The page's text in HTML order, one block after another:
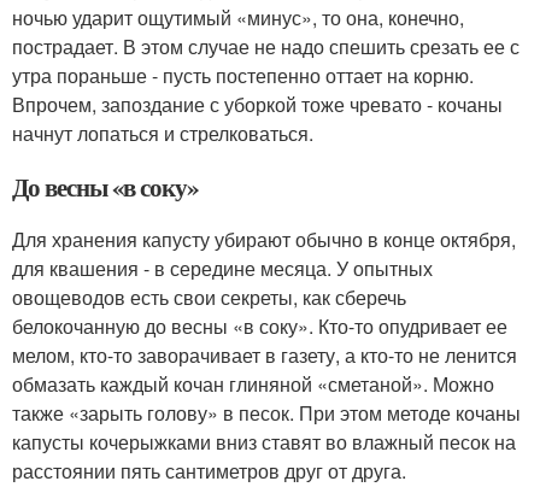
ночью ударит ощутимый «минус», то она, конечно,
пострадает. В этом случае не надо спешить срезать ее с
утра пораньше - пусть постепенно оттает на корню.
Впрочем, запоздание с уборкой тоже чревато - кочаны
начнут лопаться и стрелковаться.
До весны «в соку»
Для хранения капусту убирают обычно в конце октября,
для квашения - в середине месяца. У опытных
овощеводов есть свои секреты, как сберечь
белокочанную до весны «в соку». Кто-то опудривает ее
мелом, кто-то заворачивает в газету, а кто-то не ленится
обмазать каждый кочан глиняной «сметаной». Можно
также «зарыть голову» в песок. При этом методе кочаны
капусты кочерыжками вниз ставят во влажный песок на
расстоянии пять сантиметров друг от друга.